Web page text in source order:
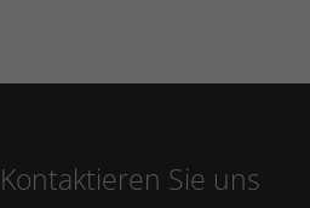
Kontaktieren Sie uns